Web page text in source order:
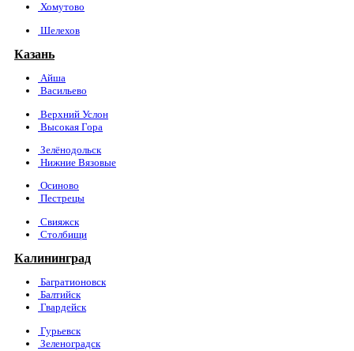
Хомутово
Шелехов
Казань
Айша
Васильево
Верхний Услон
Высокая Гора
Зелёнодольск
Нижние Вязовые
Осиново
Пестрецы
Свияжск
Столбищи
Калининград
Багратионовск
Балтийск
Гвардейск
Гурьевск
Зеленоградск